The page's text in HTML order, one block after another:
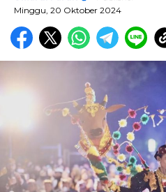
Minggu, 20 Oktober 2024